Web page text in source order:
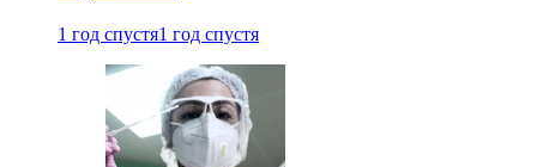
1 год спустя1 год спустя